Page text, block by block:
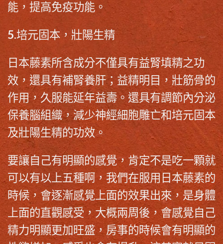
能，提高免疫功能。
5.培元固本，壯陽生精
日本藤素所含成分不僅具有益腎填精之功
效，還具有補腎養肝；益精明目，壯筋骨的
作用，久服能延年益壽。還具有調節內分泌
保養腦組織，減少神經細胞雕亡和培元固本
及壯陽生精的功效。
要讓自己有明顯的感覺，肯定不是吃一顆就
可以有以上五種啊，我們在服用 日本藤素的
時候，會逐漸感覺上面的效果出來，是身體
上面的直觀感受，大概兩周後，會感覺自己
精力明顯更加旺盛，房事的時候會有明顯的